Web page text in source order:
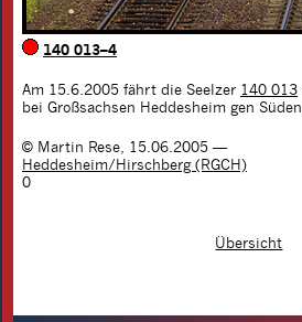
140 013–4
Am 15.6.2005 fährt die Seelzer 140 013
bei Großsachsen Heddesheim gen Süden.
© Martin Rese 15.06.2005 —
Heddesheim/Hirschberg (RGCH)
0
Übersicht